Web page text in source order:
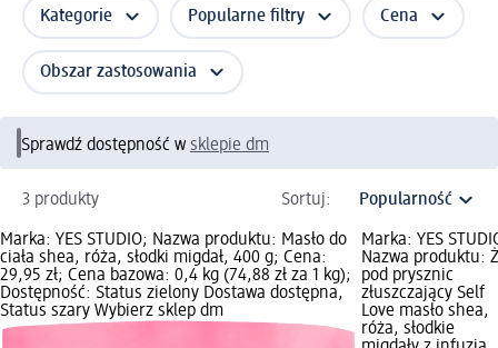
Kategorie Popularne filtry Cena
Obszar zastosowania
Sprawdź dostępność w sklepie dm
3 produkty Sortuj:
Marka: YES STUDIO; Nazwa produktu: Masło do
ciała shea, róża, słodki migdał, 400 g; Cena:
29,95 zł; Cena bazowa: 0,4 kg (74,88 zł za 1 kg);
Dostępność: Status zielony Dostawa dostępna,
Status szary Wybierz sklep dm
Marka: YES
Nazwa produktu:
pod prysznic
złuszczający Self
Love masło shea,
róża, słodkie